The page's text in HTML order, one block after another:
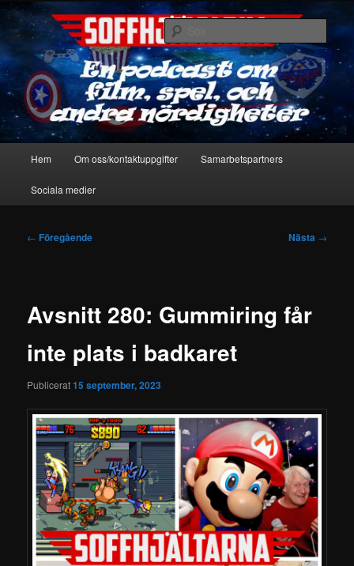
Hoppa
primärt
innehållSoffhjältarna
En podcast om film, spel & andra nördigheter
Sök
Hem Om oss/kontaktuppgifter Samarbetspartners
Sociala medier
Inläggsnavigering
← Föregående Nästa →
Avsnitt 280: Gummiring får
inte plats i badkaret
Publicerat15 september, 2023